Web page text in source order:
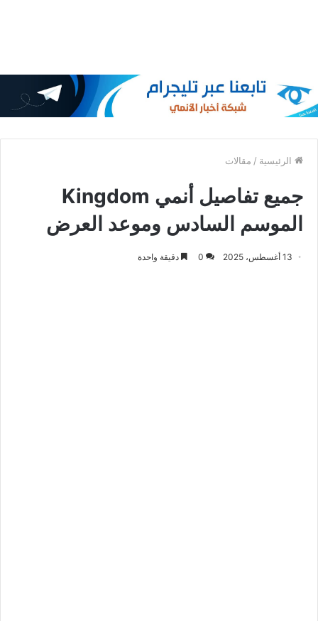
الرئيسية / مقالات
جميع تفاصيل أنمي Kingdom
الموسم السادس وموعد العرض
13 أغسطس، 2025 0 دقيقة واحدة